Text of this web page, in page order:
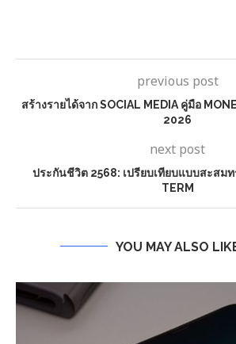
previous post
สร้างรายได้จาก SOCIAL MEDIA คู่มือ
2026
next post
ประกันชีวิต 2568: เปรียบเทียบแบบสะสม
TERM
YOU MAY ALSO